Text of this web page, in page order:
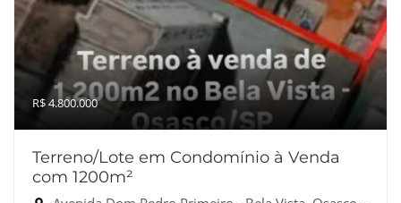
R$ 4.800.000
Terreno/Lote em Condomínio à Venda
com 1200m²